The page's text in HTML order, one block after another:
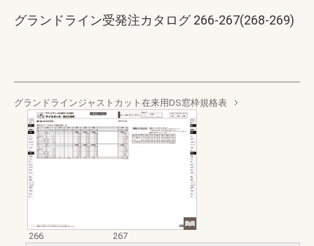
グランドライン受発注カタログ 266-267(268-269)
グランドラインジャストカット在来用DS窓枠規格表
266
267